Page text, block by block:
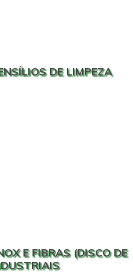
DE LIMPEZA
E FIBRAS (DISCO DE